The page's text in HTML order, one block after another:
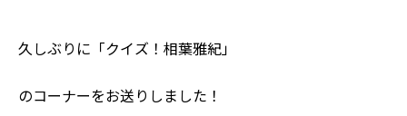
久しぶりに「クイズ！相葉雅紀」
のコーナーをお送りしました！